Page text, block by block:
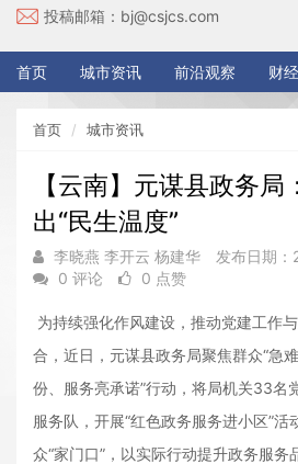
投稿邮箱： bj@csjcs.com
首页 城市资讯 前沿观察 财
首页 城市资讯
【云南】元谋县政务
出“民生温度”
李晓燕 李开云 杨建华
发布日期
0 评论
0 点赞
为持续强化作风建设，推动党建工作
合，近日，元谋县政务局聚焦群众“急
份、服务亮承诺”行动，将局机关33名
服务队，开展“红色政务服务进小区”
众“家门口”，以实际行动提升政务服务